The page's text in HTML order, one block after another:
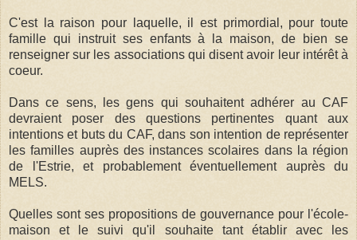
C'est la raison pour laquelle, il est primordial, pour toute
famille qui instruit ses enfants à la maison, de bien se
renseigner sur les associations qui disent avoir leur intérêt à
coeur.
Dans ce sens, les gens qui souhaitent adhérer au CAF
devraient poser des questions pertinentes quant aux
intentions et buts du CAF, dans son intention de représenter
les familles auprès des instances scolaires dans la région
de l'Estrie, et probablement éventuellement auprès du
MELS.
Quelles sont ses propositions de gouvernance pour l'école-
maison et le suivi qu'il souhaite tant établir avec les